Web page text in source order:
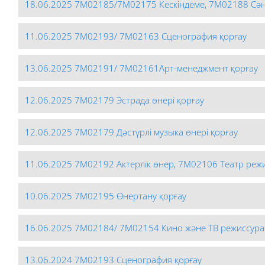
18.06.2025 7М02185/7М02175 Кескіндеме, 7М02188
11.06.2025 7М02193/ 7М02163 Сценография қорғау
13.06.2025 7М02191/ 7М02161Арт-менеджмент қорғау
12.06.2025 7М02179 Эстрада өнері қорғау
12.06.2025 7М02179 Дәстүрлі музыка өнері қорғау
11.06.2025 7М02192 Актерлік өнер, 7М02106 Театр
10.06.2025 7М02195 Өнертану қорғау
16.06.2025 7М02184/ 7М02154 Кино және ТВ
13.06.2024 7М02193 Сценография қорғау